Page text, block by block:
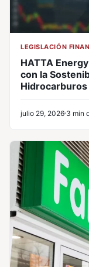
LEGISLACIÓN
HATTA
con la
Hidrocarburos
julio 29, 2026 3 min